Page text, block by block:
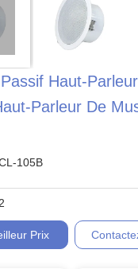
Haut-
Parleur De
105B
2
Prix